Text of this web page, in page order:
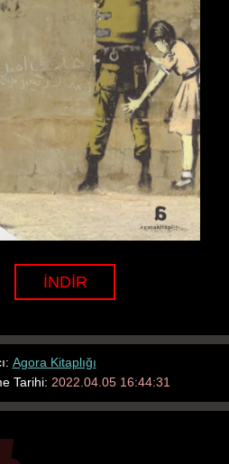
İNDİR
Agora Kitaplığı
Tarihi: 2022.04.05 16:44:31